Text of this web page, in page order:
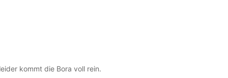
kommt die Bora voll rein.